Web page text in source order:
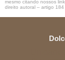
mesmo citando nossos
direito autoral – artigo